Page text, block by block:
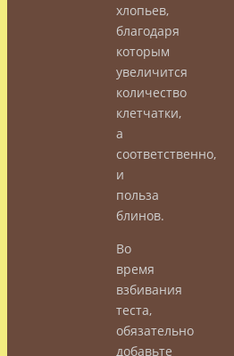
хлопьев,
благодаря
которым
увеличится
количество
клетчатки,
а
соответственно,
и
польза
блинов.
Во
время
взбивания
теста,
обязательно
добавьте